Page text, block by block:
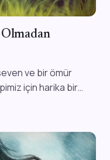
ve bir ömür
için harika bir